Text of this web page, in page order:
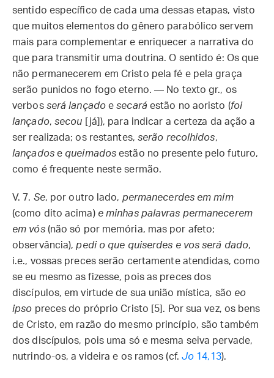
sentido específico de cada uma dessas etapas, visto
que muitos elementos do gênero parabólico servem
mais para complementar e enriquecer a narrativa do
que para transmitir uma doutrina. O sentido é: Os que
não permanecerem em Cristo pela fé e pela graça
serão punidos no fogo eterno. — No texto gr., os
verbos será lançadoesecaráestão no aoristo (foi
lançado, secou [já]), para indicar a certeza da ação a
ser realizada; os restantes, serão recolhidos,
lançadose queimados estão no presente pelo futuro,
como é frequente neste sermão.
V. 7. Se, por outro lado, permanecerdes em mim
(como dito acima) e minhas palavras permanecerem
em vós(não só por memória, mas por afeto;
observância),pedi o que quiserdes e vos será dado,
i.e., vossas preces serão certamente atendidas, como
se eu mesmo as fizesse, pois as preces dos
discípulos, em virtude de sua união mística, são eo
ipso preces do próprio Cristo [5]. Por sua vez, os bens
de Cristo, em razão do mesmo princípio, são também
dos discípulos, pois uma só e mesma seiva pervade,
nutrindo-os, a videira e os ramos (cf. Jo 14,13).